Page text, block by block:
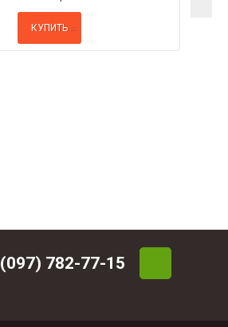
КУПИТЬ
(097) 782-77-15